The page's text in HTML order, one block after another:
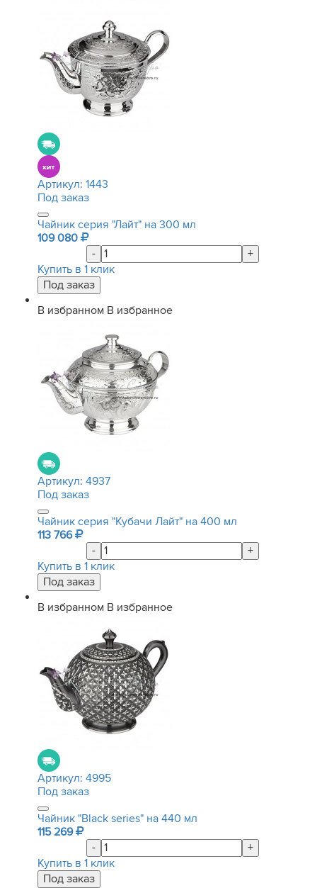
Артикул: 1443
Под заказ
Чайник серия "Лайт" на 300 мл
109 080
-
+
Купить в 1 клик
В избранном В избранное
Артикул: 4937
Под заказ
Чайник серия "Кубачи Лайт" на 400 мл
113 766
-
+
Купить в 1 клик
В избранном В избранное
Артикул: 4995
Под заказ
Чайник "Black series" на 440 мл
115 269
-
+
Купить в 1 клик